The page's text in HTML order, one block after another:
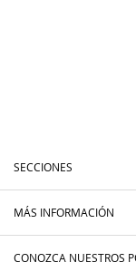
SECCIONES
MÁS INFORMACIÓN
CONOZCA NUESTROS